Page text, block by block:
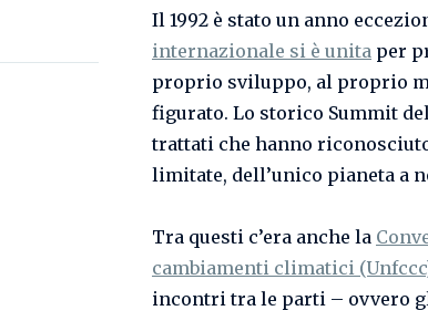
Il 1992 è stato un anno
internazionale si è unita per
proprio sviluppo, al proprio
figurato. Lo storico Summit
trattati che hanno
limitate, dell’unico pianeta a
Tra questi c’era anche la
cambiamenti climatici
incontri tra le parti – ovvero